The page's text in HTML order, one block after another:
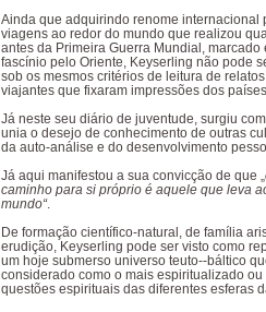
Ainda que adquirindo renome internacional
viagens ao redor do mundo que realizou
antes da Primeira Guerra Mundial, marcado
fascínio pelo Oriente, Keyserling não pode
sob os mesmos critérios de leitura de
viajantes que fixaram impressões dos
Já neste seu diário de juventude, surgiu
unia o desejo de conhecimento de outras
da auto-análise e do desenvolvimento
Já aqui manifestou a sua convicção de que „
caminho para si próprio é aquele que leva
mundo“.
De formação científico-natural, de família
erudição, Keyserling pode ser visto como
um hoje submerso universo teuto--báltico
considerado como o mais espiritualizado
questões espirituais das diferentes esferas